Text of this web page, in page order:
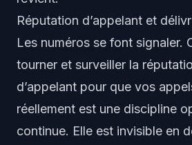
Réputation d’appelant et
Les numéros se font signaler.
tourner et surveiller la
d’appelant pour que vos
réellement est une discipline
continue. Elle est invisible en